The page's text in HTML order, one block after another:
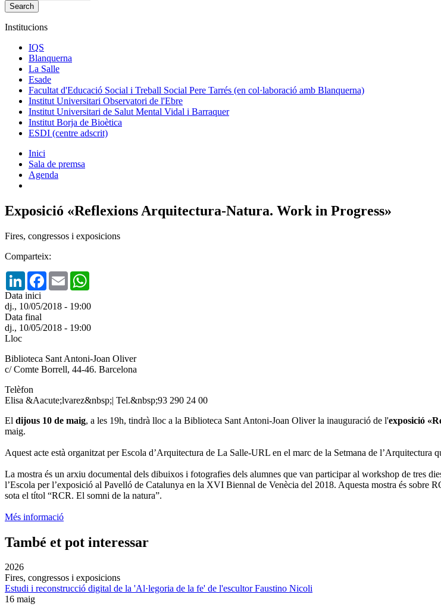
Institucions
IQS
Blanquerna
La Salle
Esade
Facultat d'Educació Social i Treball Social Pere Tarrés (en col·laboració amb Blanquerna)
Institut Universitari Observatori de l'Ebre
Institut Universitari de Salut Mental Vidal i Barraquer
Institut Borja de Bioètica
ESDI (centre adscrit)
Inici
Sala de premsa
Agenda
Exposició «Reflexions Arquitectura-Natura. Work in Progress»
Fires, congressos i exposicions
Comparteix:
LinkedInFacebook
Email
Data inici
dj., 10/05/2018 - 19:00
Data final
dj., 10/05/2018 - 19:00
Lloc
Biblioteca Sant Antoni-Joan Oliver
c/ Comte Borrell, 44-46. Barcelona
Telèfon
Elisa &Aacute;lvarez&nbsp;| Tel.&nbsp;93 290 24 00
El dijous 10 de maig, a les 19h, tindrà lloc a la Biblioteca Sant Antoni-Joan Oliver la inauguració de l'exposició
maig.
Aquest acte està organitzat per Escola d’Arquitectura de La Salle-URL en el marc de la Setmana de l’Arquitectura
La mostra és un arxiu documental dels dibuixos i fotografies dels alumnes que van participar al workshop de tres
l’Escola per l’exposició al Pavelló de Catalunya en la XVI Biennal de Venècia del 2018. Aquesta mostra és sobre
sota el títol “RCR. El somni de la natura”.
Més informació
També et pot interessar
2026
Fires, congressos i exposicions
Estudi i reconstrucció digital de la 'Al·legoria de la fe' de l'escultor Faustino Nicoli
16 maig